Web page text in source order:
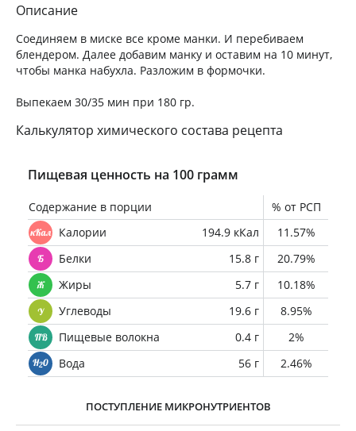
Описание
Соединяем в миске все кроме манки. И перебиваем
блендером. Далее добавим манку и оставим на 10 минут,
чтобы манка набухла. Разложим в формочки.
Выпекаем 30/35 мин при 180 гр.
Калькулятор химического состава рецепта
Пищевая ценность на 100 грамм
Содержание в порции
% от РСП
Калории
194.9 кКал
11.57%
Белки
15.8 г
20.79%
Жиры
5.7 г
10.18%
Углеводы
19.6 г
8.95%
Пищевые волокна
0.4 г
2%
Вода
56 г 2.46%
ПОСТУПЛЕНИЕ МИКРОНУТРИЕНТОВ